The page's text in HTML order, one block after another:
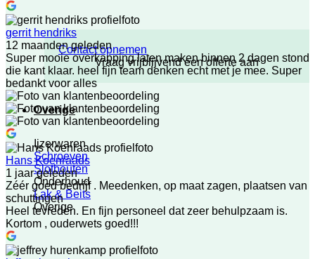
Contact opnemen
Vraag vrijblijvend een offerte aan
Overige
Ijzerwaren
Schroeven
Slotbouten
Onderhoud
Lak & Beits
Overige
gerrit hendriks
12 maanden geleden
Super mooie overkapping laten maken binnen 2 dagen stond
die kant klaar. heel fijn team denken echt met je mee. Super
bedankt voor alles
Hans Koenraads
1 jaar geleden
Zéér goed bedrijf . Meedenken, op maat zagen, plaatsen van
schuttingen
Heel tevreden. En fijn personeel dat zeer behulpzaam is.
Kortom , ouderwets goed!!!